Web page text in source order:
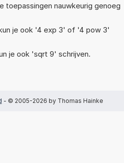
toepassingen nauwkeurig genoeg
je ook '4 exp 3' of '4 pow 3'
je ook 'sqrt 9' schrijven.
- © 2005-2026 by Thomas Hainke